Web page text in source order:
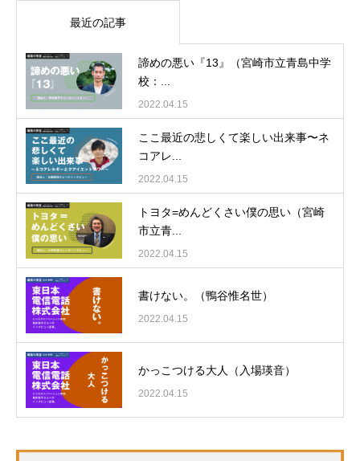
最近の記事
諦めの悪い『13』（宮崎市立青島中学
校：...
2022.04.15
ここ最近の悲しくて楽しい出来事〜ネ
コアレ...
2022.04.15
トヨタ=めんどくさい僕の思い（宮崎
市立青...
2022.04.15
書けない。（鴨谷惟名世）
2022.04.15
かっこつける大人（入場瑛音）
2022.04.15